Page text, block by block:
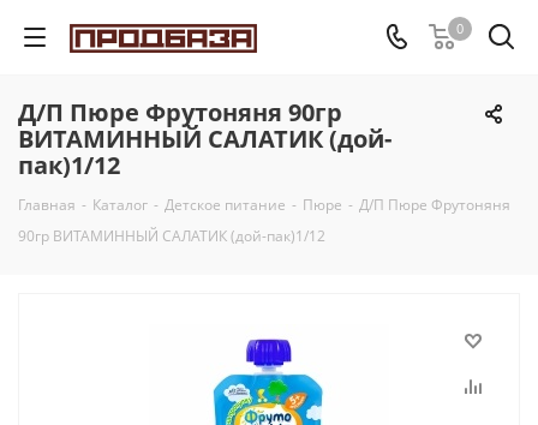
0
Д/П Пюре Фрутоняня 90гр
ВИТАМИННЫЙ САЛАТИК (дой-
пак)1/12
Главная - Каталог - Детское питание - Пюре - Д/П Пюре Фрутоняня
90гр ВИТАМИННЫЙ САЛАТИК (дой-пак)1/12